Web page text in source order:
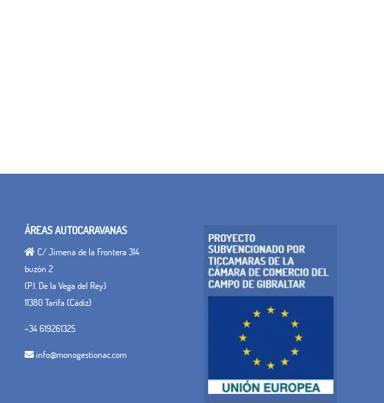
ÁREAS AUTOCARAVANAS
C/ Jimena de la Frontera 314
buzón 2
(P.I. De la Vega del Rey)
11380 Tarifa (Cádiz)
+34 619261325
info@monogestionac.com